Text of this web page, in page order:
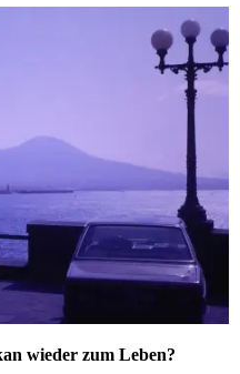
wieder zum Leben?